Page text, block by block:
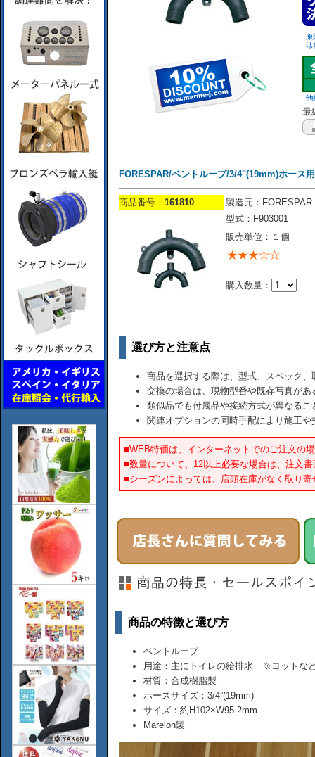
最
FORESPAR/ベントループ/3/4''(19mm)ホース
商品番号： 161810
製造元：FORESPAR
型式：F903001
販売単位：１個
購入数量：
選び方と注意点
商品を選択する際は、型式、スペック
交換の場合は、現物型番や既存写真が
類似品でも付属品や接続方式が異なるこ
関連オプションの同時手配により施工
■WEB特価は、インターネットでのご注文の
■数量について、12以上必要な場合は、注文
■シーズンによっては、店頭在庫がなく取り
商品の特徴と選び方
ベントループ
用途：主にトイレの給排水 ※ヨットな
材質：合成樹脂製
ホースサイズ：3/4”(19mm)
サイズ：約H102×W95.2mm
Marelon製